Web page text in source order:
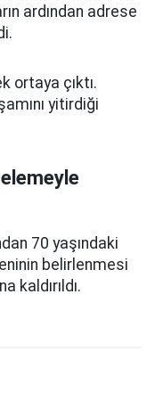
ardından adrese
ortaya çıktı.
yitirdiği
70 yaşındaki
belirlenmesi
kaldırıldı.